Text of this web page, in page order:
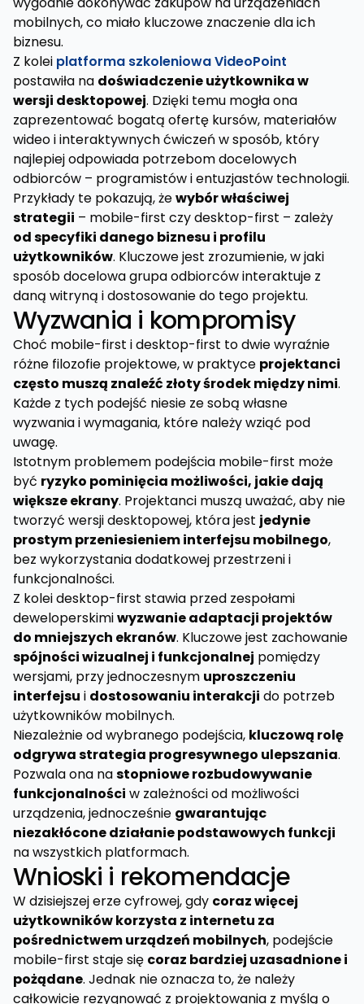
mobilnych, co miało kluczowe znaczenie dla ich
biznesu.
Z kolei platforma szkoleniowa VideoPoint
postawiła na doświadczenie użytkownika w
wersji desktopowej. Dzięki temu mogła ona
zaprezentować bogatą ofertę kursów, materiałów
wideo i interaktywnych ćwiczeń w sposób, który
najlepiej odpowiada potrzebom docelowych
odbiorców – programistów i entuzjastów technologii.
Przykłady te pokazują, żewybór właściwej
strategii – mobile-first czy desktop-first – zależy
od specyfiki danego biznesu i profilu
użytkowników. Kluczowe jest zrozumienie, w jaki
sposób docelowa grupa odbiorców interaktuje z
daną witryną i dostosowanie do tego projektu.
Wyzwania i kompromisy
Choć mobile-first i desktop-first to dwie wyraźnie
różne filozofie projektowe, w praktyce projektanci
często muszą znaleźć złoty środek między nimi.
Każde z tych podejść niesie ze sobą własne
wyzwania i wymagania, które należy wziąć pod
uwagę.
Istotnym problemem podejścia mobile-first może
być ryzyko pominięcia możliwości, jakie dają
większe ekrany. Projektanci muszą uważać, aby nie
tworzyć wersji desktopowej, która jest jedynie
prostym przeniesieniem interfejsu mobilnego,
bez wykorzystania dodatkowej przestrzeni i
funkcjonalności.
Z kolei desktop-first stawia przed zespołami
deweloperskimiwyzwanie adaptacji projektów
do mniejszych ekranów. Kluczowe jest zachowanie
spójności wizualnej i funkcjonalnej pomiędzy
wersjami, przy jednoczesnym uproszczeniu
interfejsu i dostosowaniu interakcji do potrzeb
użytkowników mobilnych.
Niezależnie od wybranego podejścia, kluczową rolę
odgrywa strategia progresywnego ulepszania.
Pozwala ona nastopniowe rozbudowywanie
funkcjonalności w zależności od możliwości
urządzenia, jednocześnie gwarantując
niezakłócone działanie podstawowych funkcji
na wszystkich platformach.
Wnioski i rekomendacje
W dzisiejszej erze cyfrowej, gdy coraz więcej
użytkowników korzysta z internetu za
pośrednictwem urządzeń mobilnych, podejście
mobile-first staje się coraz bardziej uzasadnione i
pożądane. Jednak nie oznacza to, że należy
całkowicie rezygnować z projektowania z myślą o